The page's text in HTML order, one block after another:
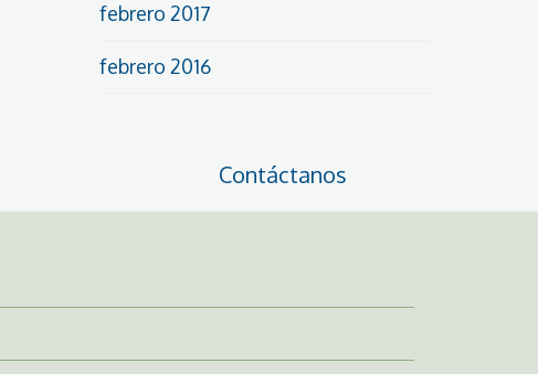
febrero 2017
febrero 2016
Contáctanos